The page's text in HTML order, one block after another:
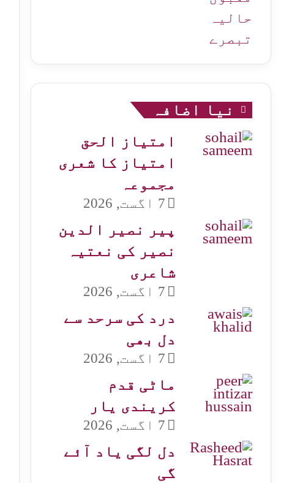
حالیہ
تبصرے
نیا اضافہ
امتیاز الحق
امتیاز کا شعری
مجموعہ
7 اگست, 2026
پیر نصیر الدین
نصیر کی نعتیہ
شاعری
7 اگست, 2026
درد کی سرحد سے
دل بھی
7 اگست, 2026
ماٹی قدم
کریندی یار
7 اگست, 2026
دل لگی یاد آئے
گی